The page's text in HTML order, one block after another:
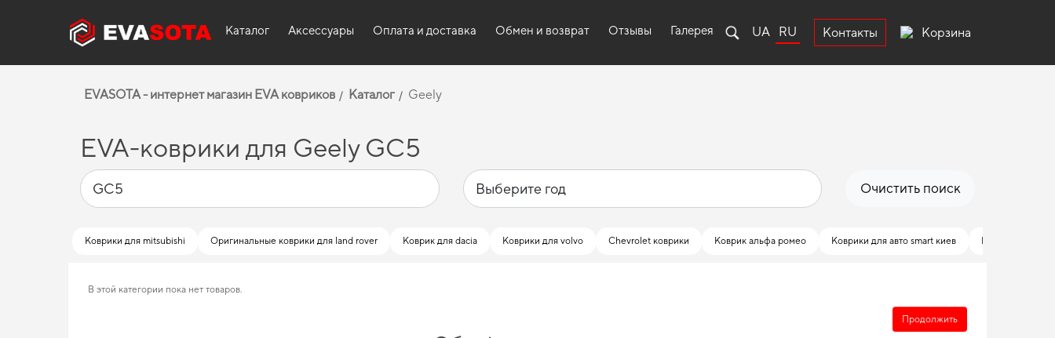
Каталог Аксессуары Оплата и доставка Обмен и возврат Отзывы Галерея UA RU Контакты Корзина
EVASOTA - интернет магазин EVA ковриков Каталог Geely
EVA-коврики для Geely GC5
Очистить поиск
Коврики для mitsubishi Оригинальные коврики для land rover Коврик для dacia Коврики для volvo Chevrolet коврики Коврик альфа ромео Коврики для авто smart киев
В этой категории пока нет товаров.
Продолжить